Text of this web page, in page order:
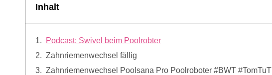
Inhalt
Podcast: Swivel beim Poolrobter
Zahnriemenwechsel fällig
Zahnriemenwechsel Poolsana Pro Poolroboter #BWT #TomTuT